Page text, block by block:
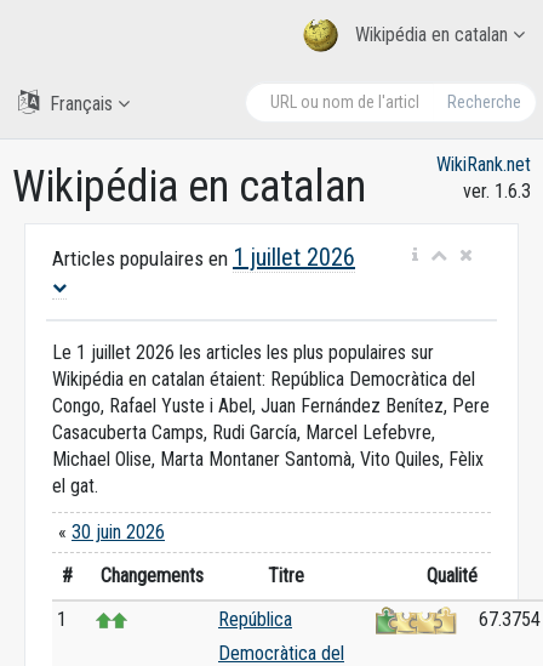
Wikipédia en catalan
Recherche
Français
Wikipédia en catalan
WikiRank.net
ver. 1.6.3
Articles populaires en 1 juillet 2026
Le 1 juillet 2026 les articles les plus populaires sur
Wikipédia en catalan étaient: República Democràtica del
Congo, Rafael Yuste i Abel, Juan Fernández Benítez, Pere
Casacuberta Camps, Rudi García, Marcel Lefebvre,
Michael Olise, Marta Montaner Santomà, Vito Quiles, Fèlix
el gat.
« 30 juin 2026
#
Changements Titre
Qualité
1
República
Democràtica del
67.3754